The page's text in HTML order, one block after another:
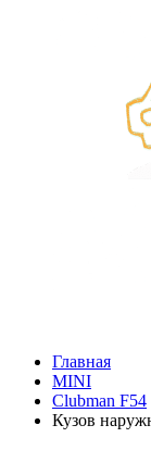
Главная
MINI
Clubman F54
Кузов